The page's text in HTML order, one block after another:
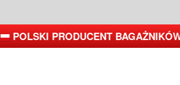
POLSKI PRODUCENT BAGAŻNIKÓW